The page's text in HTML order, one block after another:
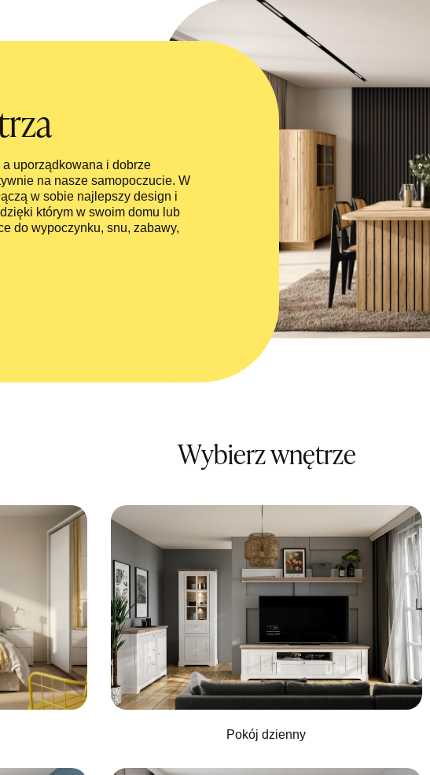
uporządkowana i dobrze
na nasze samopoczucie. W
w sobie najlepszy design i
którym w swoim domu lub
do wypoczynku, snu, zabawy,
Wybierz wnętrze
Pokój dzienny